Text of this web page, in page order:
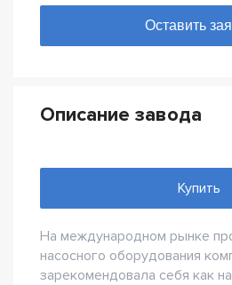
Описание завода
Купить
На международном рынке
насосного оборудования
зарекомендовала себя как